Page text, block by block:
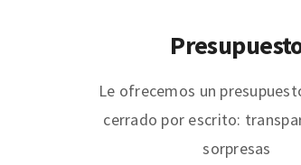
Le ofrecemos un
cerrado por escrito:
sorpresas